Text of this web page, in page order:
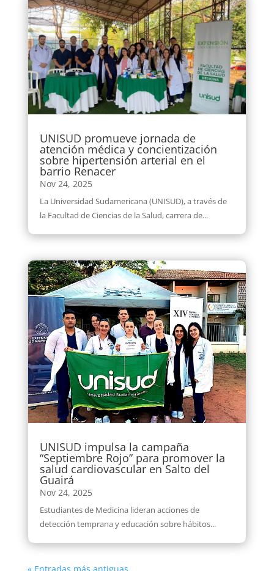
UNISUD promueve jornada de
atención médica y concientización
sobre hipertensión arterial en el
barrio Renacer
Nov 24, 2025
La Universidad Sudamericana (UNISUD), a través de
la Facultad de Ciencias de la Salud, carrera de...
UNISUD impulsa la campaña
“Septiembre Rojo” para promover la
salud cardiovascular en Salto del
Guairá
Nov 24, 2025
Estudiantes de Medicina lideran acciones de
detección temprana y educación sobre hábitos...